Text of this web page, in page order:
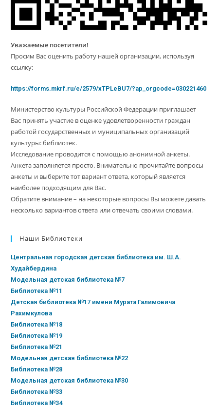
Уважаемые посетители!
Просим Вас оценить работу нашей организации, используя
ссылку:
https://forms.mkrf.ru/e/2579/xTPLeBU7/?ap_orgcode=030221460
Министерство культуры Российской Федерации приглашает
Вас принять участие в оценке удовлетворенности граждан
работой государственных и муниципальных организаций
культуры: библиотек.
Исследование проводится с помощью анонимной анкеты.
Анкета заполняется просто. Внимательно прочитайте вопросы
анкеты и выберите тот вариант ответа, который является
наиболее подходящим для Вас.
Обратите внимание – на некоторые вопросы Вы можете давать
несколько вариантов ответа или отвечать своими словами.
Наши Библиотеки
Центральная городская детская библиотека им. Ш.А.
Худайбердина
Модельная детская библиотека №7
Библиотека №11
Детская библиотека №17 имени Мурата Галимовича
Рахимкулова
Библиотека №18
Библиотека №19
Библиотека №21
Модельная детская библиотека №22
Библиотека №28
Модельная детская библиотека №30
Библиотека №33
Библиотека №34